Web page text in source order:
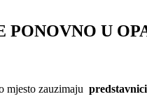
PONOVNO U
mjesto zauzimaju